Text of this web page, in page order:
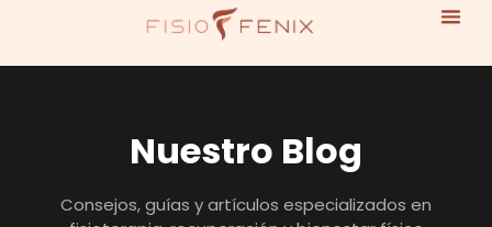
Nuestro Blog
Consejos, guías y artículos especializados en